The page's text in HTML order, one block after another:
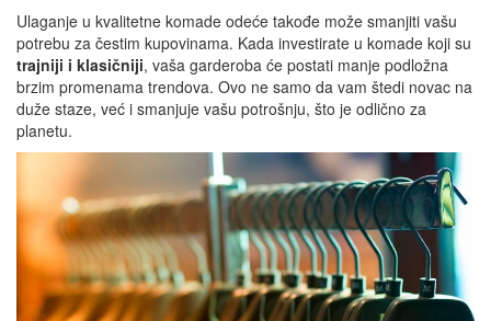
Ulaganje u kvalitetne komade odeće takođe može smanjiti vašu
potrebu za čestim kupovinama. Kada investirate u komade koji su
trajniji i klasičniji, vaša garderoba će postati manje podložna
brzim promenama trendova. Ovo ne samo da vam štedi novac na
duže staze, već i smanjuje vašu potrošnju, što je odlično za
planetu.